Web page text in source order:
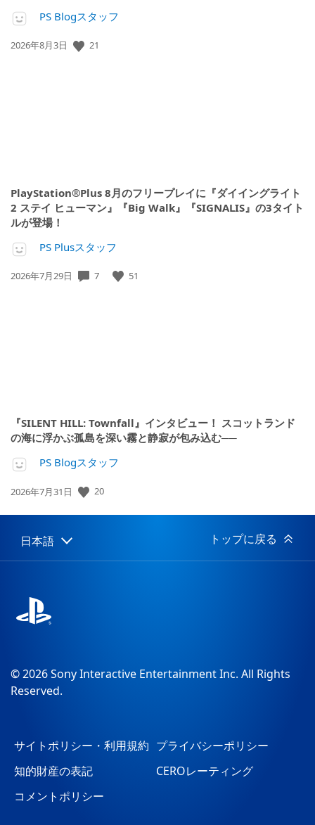
PS Blogスタッフ
公
2026年8月3日 21
PlayStation®Plus 8月のフリープレイに『ダイイングライト
2 ステイ ヒューマン』『Big Walk』『SIGNALIS』の3タイト
ルが登場！
PS Plusスタッフ
公
2026年7月29日 7 51
『SILENT HILL: Townfall』インタビュー！ スコットランド
の海に浮かぶ孤島を深い霧と静寂が包み込む──
PS Blogスタッフ
公
日:
2026年7月31日 20
Select
Current
日本語 トップに戻る
© 2026 Sony Interactive Entertainment Inc. All Rights
Reserved.
サイトポリシー・利用規約 プライバシーポリシー
知的財産の表記
CEROレーティング
コメントポリシー